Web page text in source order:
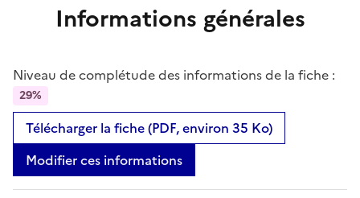
Informations générales
Niveau de complétude des informations de la fiche :
29%
Télécharger la fiche (PDF, environ 35 Ko)
Modifier ces informations